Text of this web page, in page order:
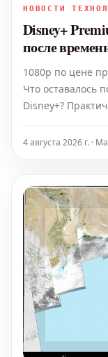
НОВОСТИ
Disney+
после
1080p по цене
Что оставалось
Disney+?
за ней пропали
4 августа 2026 г. ·